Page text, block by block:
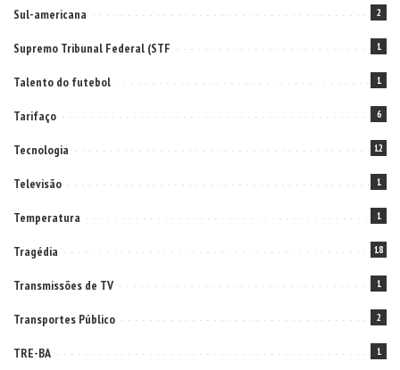
Sul-americana 2
Supremo Tribunal Federal (STF 1
Talento do futebol 1
Tarifaço 6
Tecnologia 12
Televisão 1
Temperatura 1
Tragédia 18
Transmissões de TV 1
Transportes Público 2
TRE-BA 1